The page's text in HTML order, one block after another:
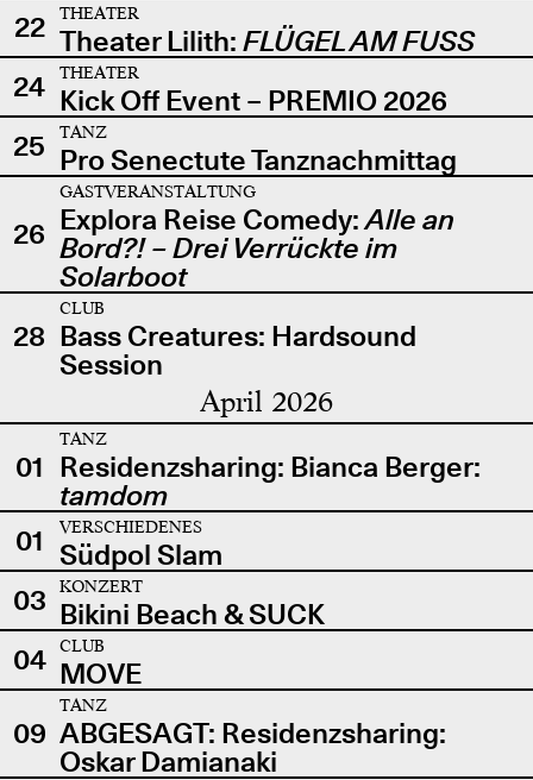
22
THEATER
Theater Lilith: FLÜGEL AM FUSS
24
THEATER
Kick Off Event – PREMIO 2026
25
TANZ
Pro Senectute Tanznachmittag
26
GASTVERANSTALTUNG
Explora Reise Comedy:Alle an
Bord?! – Drei Verrückte im
Solarboot
28
CLUB
Bass Creatures: Hardsound
Session
April 2026
01
TANZ
Residenzsharing: Bianca Berger:
tamdom
01
VERSCHIEDENES
Südpol Slam
03
KONZERT
Bikini Beach & SUCK
04
CLUB
MOVE
09
TANZ
ABGESAGT: Residenzsharing:
Oskar Damianaki